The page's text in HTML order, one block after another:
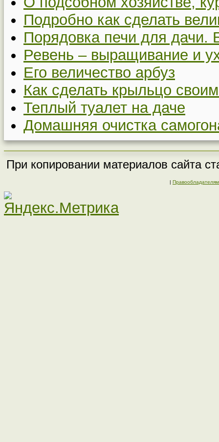
Подробно как сделать
Порядовка печи для дачи.
Ревень – выращивание и
Его величество арбуз
Как сделать крыльцо
Теплый туалет на даче
Домашняя очистка
При копировании материалов сайта
| Правообладателям